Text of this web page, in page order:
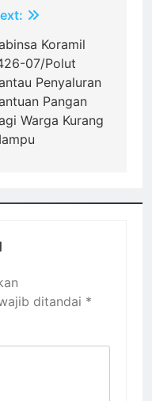
Koramil
07/Polut
Penyaluran
Pangan
Warga Kurang
ditandai *